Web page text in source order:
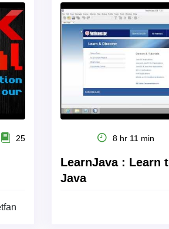
8 hr 11 min
LearnJava : Learn
Java
25 الدرس